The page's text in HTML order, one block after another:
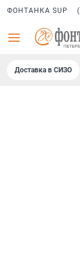
ФОНТАНКА SUP
Доставка в СИЗО